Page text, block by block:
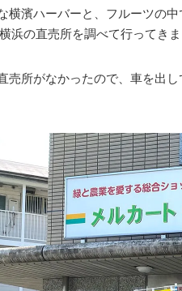
横濱ハーバーと、フルーツの
浜の直売所を調べて行ってきま
売所がなかったので、車を出